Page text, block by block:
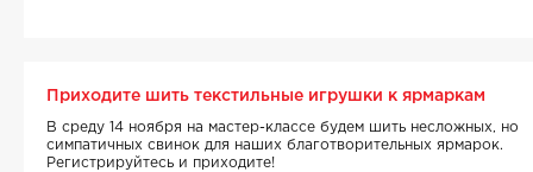
Приходите шить текстильные игрушки к ярмаркам
В среду 14 ноября на мастер-классе будем шить несложных, но
симпатичных свинок для наших благотворительных ярмарок.
Регистрируйтесь и приходите!